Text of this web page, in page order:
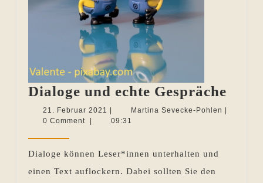
Dialoge und echte Gespräche
21. Februar 2021 21.
Februar
Martina Sevecke-Pohlen Martina
0 Comment
09:31
Dialoge können Leser*innen unterhalten und
einen Text auflockern. Dabei sollten Sie den